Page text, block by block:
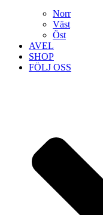
Norr
Väst
Öst
AVEL
SHOP
FÖLJ OSS